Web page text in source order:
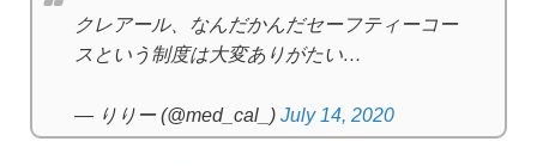
クレアール、なんだかんだセーフティーコー
スという制度は大変ありがたい…
— りりー (@med_cal_) July 14, 2020